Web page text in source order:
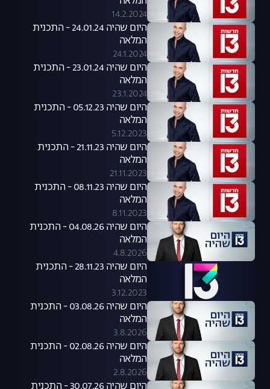
14.2.2024
היום שהיה 24.01.24 - התכנית
המלאה
24.1.2024
היום שהיה 23.01.24 - התכנית
המלאה
23.1.2024
היום שהיה 05.12.23 - התכנית
המלאה
5.12.2023
היום שהיה 21.11.23 - התכנית
המלאה
21.11.2023
היום שהיה 08.11.23 - התכנית
המלאה
8.11.2023
היום שהיה 04.08.26 - התכנית
המלאה
4.8.2026
היום שהיה 28.11.23 - התכנית
המלאה
3.12.2023
היום שהיה 03.08.26 - התכנית
המלאה
3.8.2026
היום שהיה 02.08.26 - התכנית
המלאה
2.8.2026